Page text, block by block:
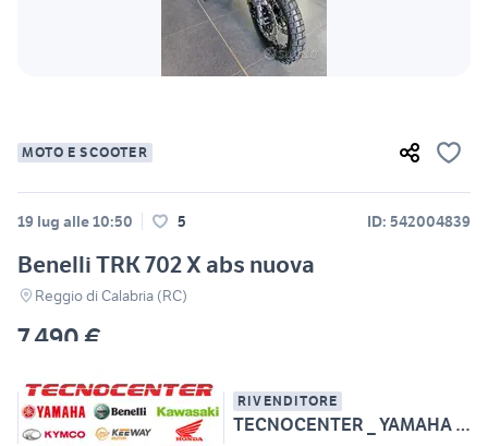
MOTO E SCOOTER
19 lug alle 10:50 5 ID: 542004839
Benelli TRK 702 X abs nuova
Reggio di Calabria (RC)
7.490 €
RIVENDITORE
TECNOCENTER _ YAMAHA - BENELLI - KAWASAKI